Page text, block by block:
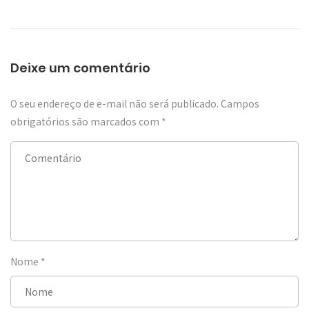
Deixe um comentário
O seu endereço de e-mail não será publicado. Campos
obrigatórios são marcados com *
Nome *